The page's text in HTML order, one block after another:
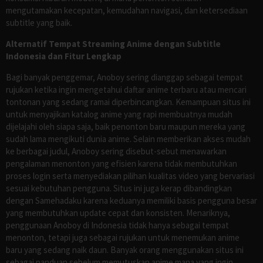
mengutamakan kecepatan, kemudahan navigasi, dan ketersediaan
subtitle yang baik.
Alternatif Tempat Streaming Anime dengan Subtitle
Indonesia dan Fitur Lengkap
Bagi banyak penggemar, Anoboy sering dianggap sebagai tempat
rujukan ketika ingin mengetahui daftar anime terbaru atau mencari
tontonan yang sedang ramai diperbincangkan. Kemampuan situs ini
untuk menyajikan katalog anime yang rapi membuatnya mudah
dijelajahi oleh siapa saja, baik penonton baru maupun mereka yang
sudah lama mengikuti dunia anime. Selain memberikan akses mudah
ke berbagai judul, Anoboy sering disebut-sebut menawarkan
pengalaman menonton yang efisien karena tidak membutuhkan
proses login serta menyediakan pilihan kualitas video yang bervariasi
sesuai kebutuhan pengguna. Situs ini juga kerap dibandingkan
dengan Samehadaku karena keduanya memiliki basis pengguna besar
yang membutuhkan update cepat dan konsisten. Menariknya,
penggunaan Anoboy di Indonesia tidak hanya sebagai tempat
menonton, tetapi juga sebagai rujukan untuk menemukan anime
baru yang sedang naik daun. Banyak orang menggunakan situs ini